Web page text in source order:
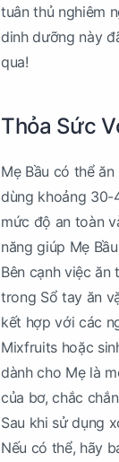
tuân thủ nghiêm
dinh dưỡng này
qua!
Thỏa Sức
Mẹ Bầu có thể
dùng khoảng 30-
mức độ an toàn
năng giúp Mẹ
Bên cạnh việc
trong Sổ tay ăn
kết hợp với các
Mixfruits hoặc
dành cho Mẹ là
của bơ, chắc
Sau khi sử dụng
Nếu có thể, hãy